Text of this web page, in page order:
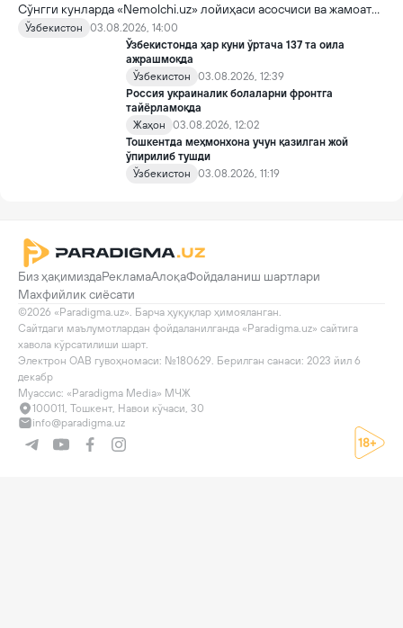
Сўнгги кунларда «Nemolchi.uz» лойиҳаси асосчиси ва жамоат
фаоли Ирина Матвиенко билан боғлиқ воқеа жамоатчиликда
кенг муҳокама қилинмоқда.
Ўзбекистон
03.08.2026, 14:00
Ўзбекистонда ҳар куни ўртача 137 та оила
ажрашмоқда
Ўзбекистон
03.08.2026, 12:39
Россия украиналик болаларни фронтга
тайёрламоқда
Жаҳон
03.08.2026, 12:02
Тошкентда меҳмонхона учун қазилган жой
ўпирилиб тушди
Ўзбекистон
03.08.2026, 11:19
Биз ҳақимиздаРекламаАлоқаФойдаланиш шартлари
Махфийлик сиёсати
©2026 «Paradigma.uz». Барча ҳуқуқлар ҳимояланган.
Сайтдаги маълумотлардан фойдаланилганда «Paradigma.uz» сайтига
хавола кўрсатилиши шарт.
Электрон ОАВ гувоҳномаси: №180629. Берилган санаси: 2023 йил 6
декабр
Муассис: «Paradigma Media» МЧЖ
100011, Тошкент, Навои кўчаси, 30
info@paradigma.uz